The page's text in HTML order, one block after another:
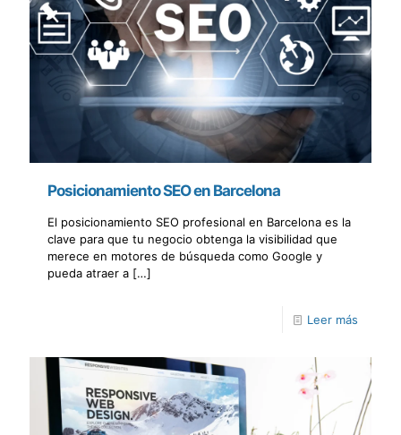
Posicionamiento SEO en Barcelona
El posicionamiento SEO profesional en Barcelona es la
clave para que tu negocio obtenga la visibilidad que
merece en motores de búsqueda como Google y
pueda atraer a […]
Leer más